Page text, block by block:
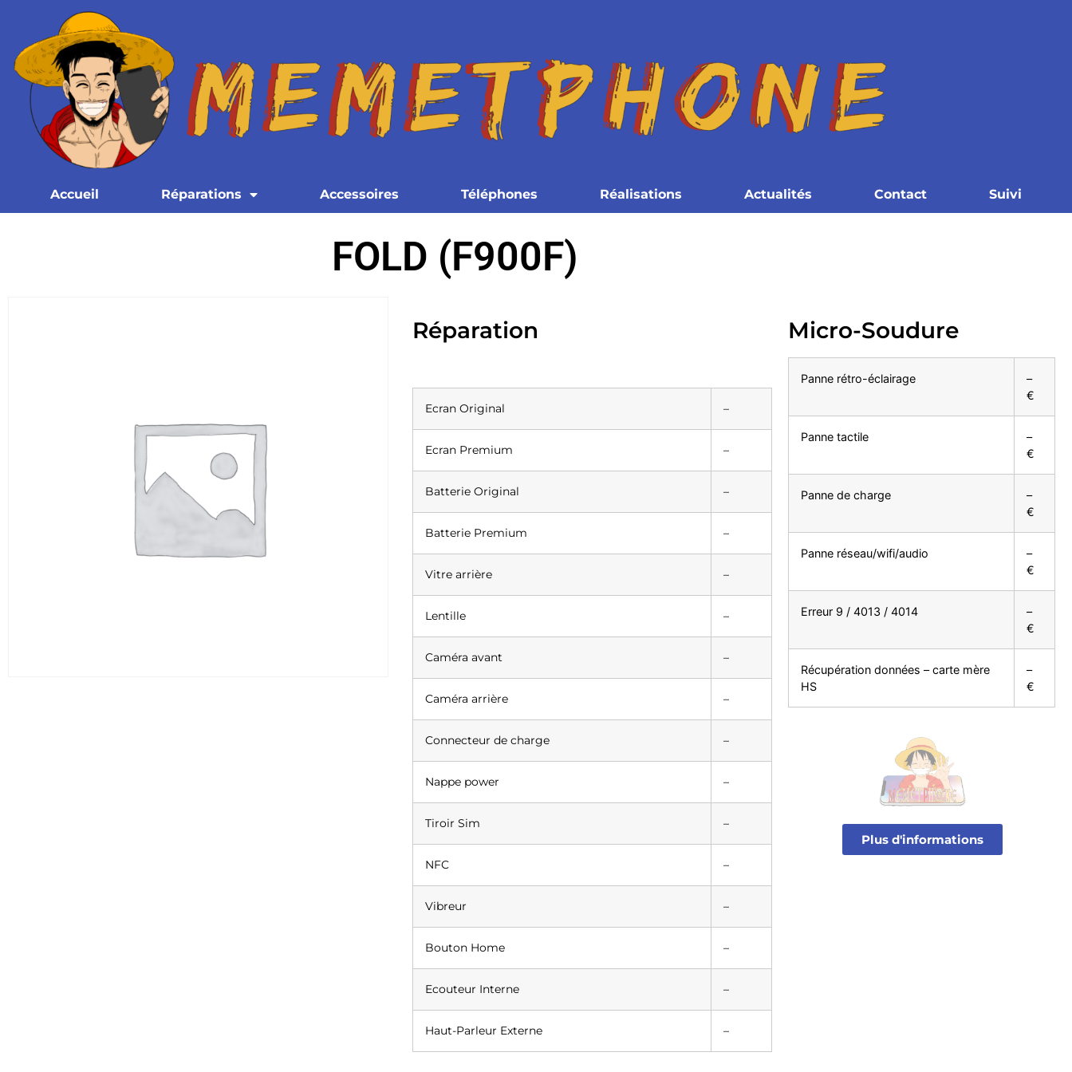
Accueil Réparations Accessoires Téléphones Réalisations Actualités Contact Suivi
FOLD (F900F)
Réparation
Ecran Original –
Ecran Premium –
Batterie Original –
Batterie Premium –
Vitre arrière –
Lentille –
Caméra avant –
Caméra arrière –
Connecteur de charge –
Nappe power –
Tiroir Sim –
NFC –
Vibreur –
Bouton Home –
Ecouteur Interne –
Haut-Parleur Externe –
Micro-Soudure
Panne rétro-éclairage
–
€
Panne tactile
–
€
Panne de charge
–
€
Panne réseau/wifi/audio
–
€
Erreur 9 / 4013 / 4014
–
€
Récupération données – carte mère
HS
–
€
Plus d'informations